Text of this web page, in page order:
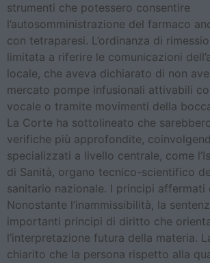
strumenti che potessero consentire
l’autosomministrazione del farmaco
con tetraparesi. L’ordinanza di
limitata a riferire le comunicazioni
locale, che aveva dichiarato di non
mercato pompe infusionali attivabili
vocale o tramite movimenti della
La Corte ha sottolineato che
verifiche più approfondite,
specializzati a livello centrale, come
di Sanità, organo tecnico-scientifico
sanitario nazionale. I principi affermati
Nonostante l’inammissibilità, la
importanti principi di diritto che
l’interpretazione futura della materia.
chiarito che la persona rispetto alla